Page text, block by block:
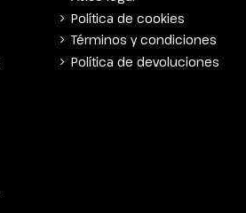
Política de cookies
Términos y condiciones
Política de devoluciones